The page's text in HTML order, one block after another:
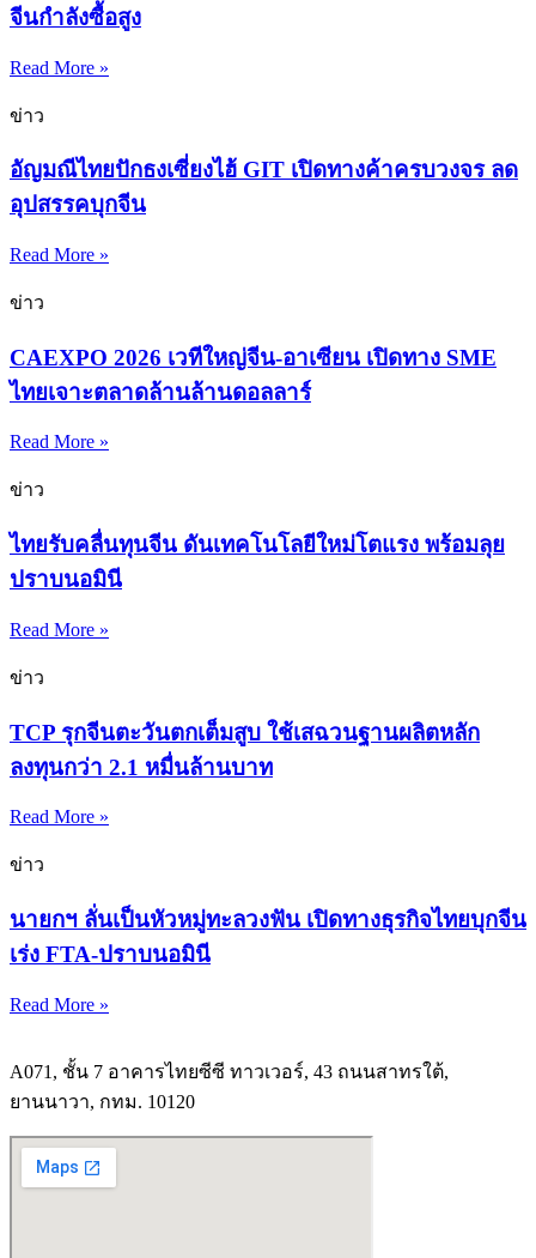
จีนกำลังซื้อสูง
Read More »
ข่าว
อัญมณีไทยปักธงเซี่ยงไฮ้ GIT เปิดทางค้าครบวงจร ลด
อุปสรรคบุกจีน
Read More »
ข่าว
CAEXPO 2026 เวทีใหญ่จีน-อาเซียน เปิดทาง SME
ไทยเจาะตลาดล้านล้านดอลลาร์
Read More »
ข่าว
ไทยรับคลื่นทุนจีน ดันเทคโนโลยีใหม่โตแรง พร้อมลุย
ปราบนอมินี
Read More »
ข่าว
TCP รุกจีนตะวันตกเต็มสูบ ใช้เสฉวนฐานผลิตหลัก
ลงทุนกว่า 2.1 หมื่นล้านบาท
Read More »
ข่าว
นายกฯ ลั่นเป็นหัวหมู่ทะลวงฟัน เปิดทางธุรกิจไทยบุกจีน
เร่ง FTA-ปราบนอมินี
Read More »
A071, ชั้น 7 อาคารไทยซีซี ทาวเวอร์, 43 ถนนสาทรใต้,
ยานนาวา, กทม. 10120